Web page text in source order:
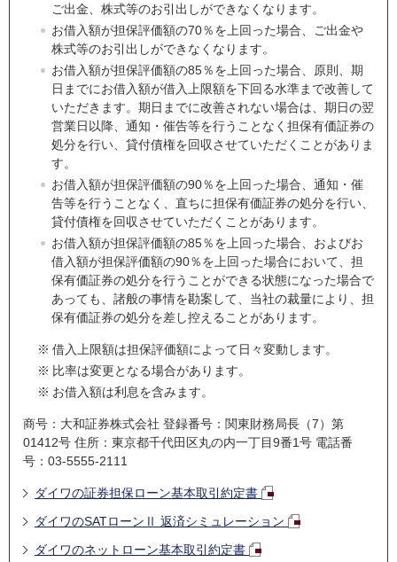
ご出金、株式等のお引出しができなくなります。
お借入額が担保評価額の70％を上回った場合、ご出金や
株式等のお引出しができなくなります。
お借入額が担保評価額の85％を上回った場合、原則、期
日までにお借入額が借入上限額を下回る水準まで改善して
いただきます。期日までに改善されない場合は、期日の翌
営業日以降、通知・催告等を行うことなく担保有価証券の
処分を行い、貸付債権を回収させていただくことがありま
す。
お借入額が担保評価額の90％を上回った場合、通知・催
告等を行うことなく、直ちに担保有価証券の処分を行い、
貸付債権を回収させていただくことがあります。
お借入額が担保評価額の85％を上回った場合、およびお
借入額が担保評価額の90％を上回った場合において、担
保有価証券の処分を行うことができる状態になった場合で
あっても、諸般の事情を勘案して、当社の裁量により、担
保有価証券の処分を差し控えることがあります。
※ 借入上限額は担保評価額によって日々変動します。
※ 比率は変更となる場合があります。
※ お借入額は利息を含みます。
商号：大和証券株式会社 登録番号：関東財務局長（7）第
01412号 住所：東京都千代田区丸の内一丁目9番1号 電話番
号：03-5555-2111
ダイワの証券担保ローン基本取引約定書
ダイワのSATローンⅡ 返済シミュレーション
ダイワのネットローン基本取引約定書